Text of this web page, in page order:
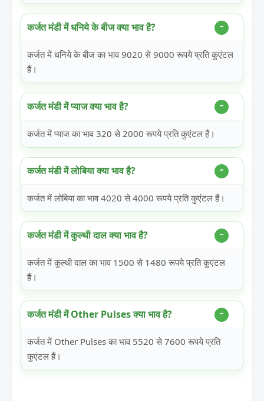
कर्जत मंडी में धनिये के बीज क्या भाव है?
कर्जत में धनिये के बीज का भाव 9020 से 9000 रूपये प्रति कुएंटल
हैं।
कर्जत मंडी में प्याज क्या भाव है?
कर्जत में प्याज का भाव 320 से 2000 रूपये प्रति कुएंटल हैं।
कर्जत मंडी में लोबिया क्या भाव है?
कर्जत में लोबिया का भाव 4020 से 4000 रूपये प्रति कुएंटल हैं।
कर्जत मंडी में कुल्थी दाल क्या भाव है?
कर्जत में कुल्थी दाल का भाव 1500 से 1480 रूपये प्रति कुएंटल
हैं।
कर्जत मंडी में Other Pulses क्या भाव है?
कर्जत में Other Pulses का भाव 5520 से 7600 रूपये प्रति
कुएंटल हैं।